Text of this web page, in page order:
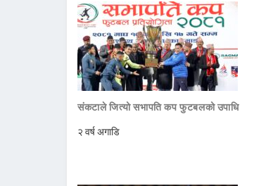
संकटाले जित्यो सभापति कप फुटबलको उपाधि
२ वर्ष अगाडि